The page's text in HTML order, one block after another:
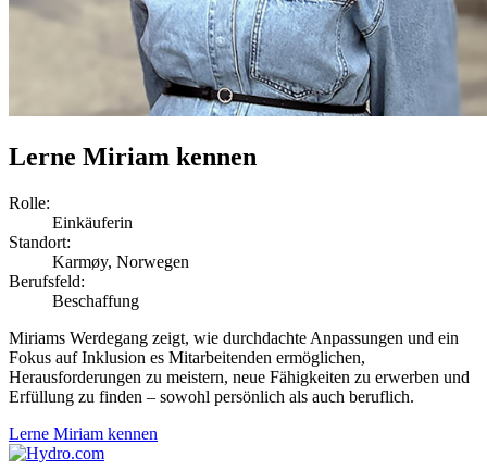
Lerne Miriam kennen
Rolle:
Einkäuferin
Standort:
Karmøy, Norwegen
Berufsfeld:
Beschaffung
Miriams Werdegang zeigt, wie durchdachte Anpassungen und ein
Fokus auf Inklusion es Mitarbeitenden ermöglichen,
Herausforderungen zu meistern, neue Fähigkeiten zu erwerben und
Erfüllung zu finden – sowohl persönlich als auch beruflich.
Lerne Miriam kennen